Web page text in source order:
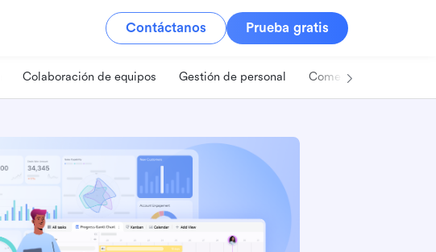
Contáctanos Prueba gratis
Colaboración de equipos Gestión de personal Comercio minorista